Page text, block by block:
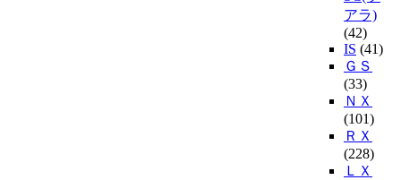
アラ)
(42)
IS (41)
ＧＳ
(33)
ＮＸ
(101)
ＲＸ
(228)
ＬＸ